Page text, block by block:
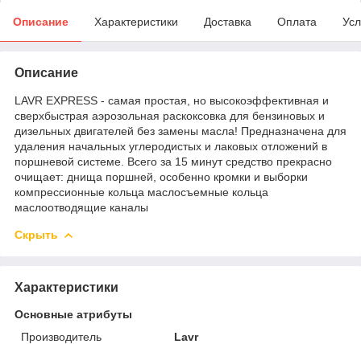
Описание Характеристики Доставка Оплата
Описание
LAVR EXPRESS - самая простая, но высокоэффективная и
сверхбыстрая аэрозольная раскоксовка для бензиновых и
дизельных двигателей без замены масла! Предназначена для
удаления начальных углеродистых и лаковых отложений в
поршневой системе. Всего за 15 минут средство прекрасно
очищает: днища поршней, особенно кромки и выборки
компрессионные кольца маслосъемные кольца
маслоотводящие каналы
Скрыть
Характеристики
Основные атрибуты
Производитель
Lavr